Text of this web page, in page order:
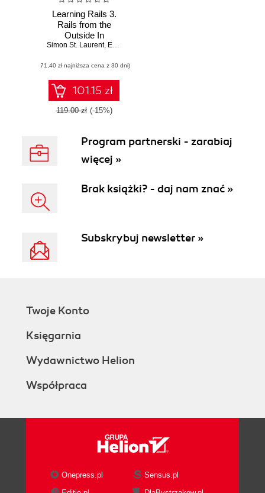
Learning Rails 3.
Rails from the
Outside In
Simon St. Laurent, Edd Wilder-James
(71,40 zł najniższa cena z 30 dni)
101.15 zł
119.00 zł (-15%)
Program partnerski - zarabiaj
więcej »
Brak książki? - daj nam znać »
Subskrybuj newsletter »
Twoje Konto
Księgarnia
Wydawnictwo Helion
Współpraca
Onepress.pl
Sensus.pl